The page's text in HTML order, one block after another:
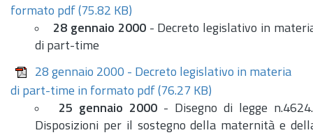
formato pdf (75.82 KB)
28 gennaio 2000- Decreto legislativo in
di part-time
28 gennaio 2000 - Decreto legislativo in materia
di part-time in formato pdf (76.27 KB)
25 gennaio 2000 - Disegno di legge n.4624.
Disposizioni per il sostegno della maternità e